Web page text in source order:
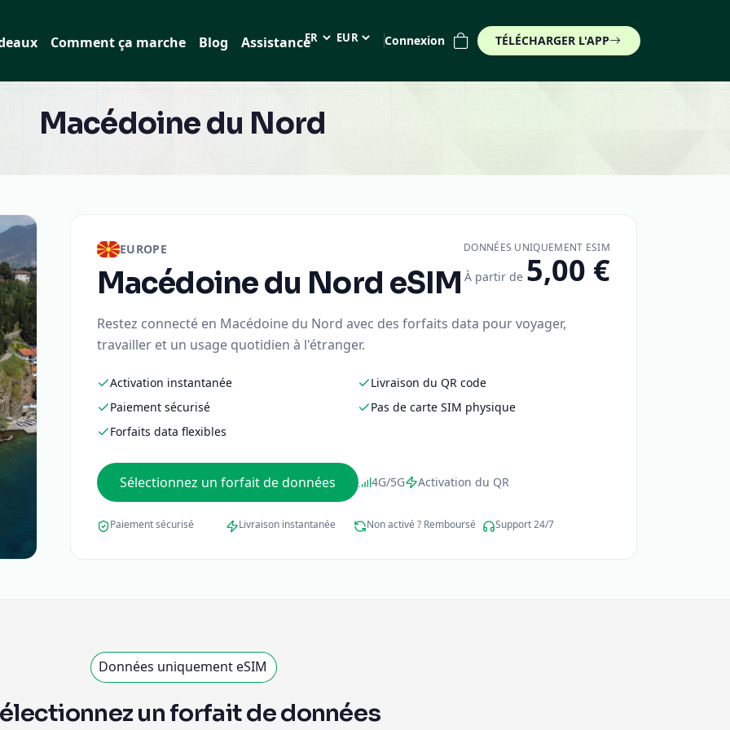
Comment ça marche Blog AssistanceLangueEUR (€) Connexion TÉLÉCHARGER L'APP
Macédoine du Nord
EUROPE
Macédoine du Nord eSIM
DONNÉES UNIQUEMENT ESIM
À partir de 5,00 €
Restez connecté en Macédoine du Nord avec des forfaits data pour voyager,
travailler et un usage quotidien à l'étranger.
Activation instantanée
Livraison du QR code
Paiement sécurisé
Pas de carte SIM physique
Forfaits data flexibles
Sélectionnez un forfait de données 4G/5G Activation du QR
Paiement sécurisé Livraison instantanée Non activé ? Remboursé Support 24/7
Données uniquement eSIM
un forfait de données